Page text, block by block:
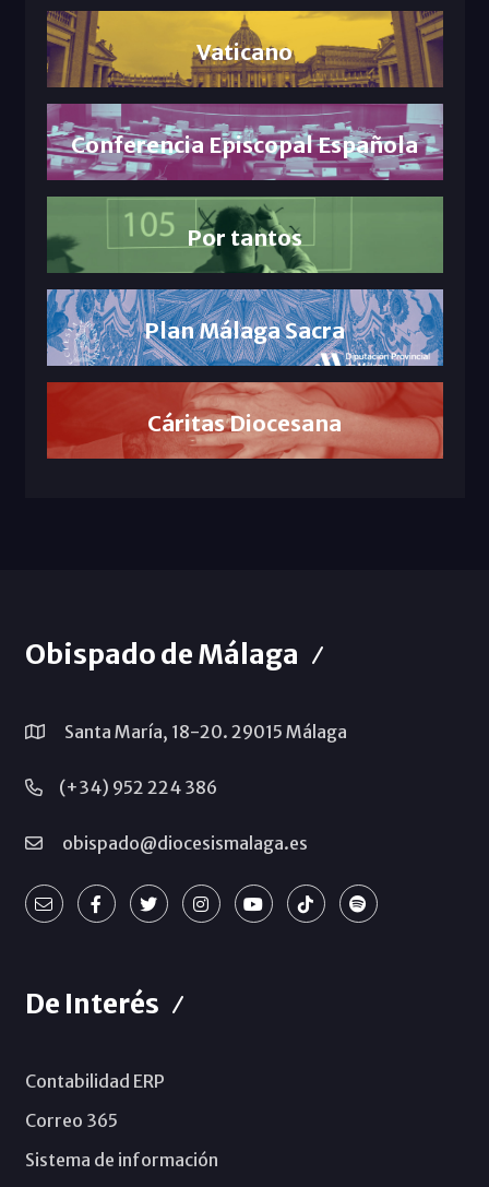
Vaticano
Conferencia Episcopal Española
Por tantos
Plan Málaga Sacra
Cáritas Diocesana
Obispado de Málaga
Santa María, 18-20. 29015 Málaga
(+34) 952 224 386
obispado@diocesismalaga.es
De Interés
Contabilidad ERP
Correo 365
Sistema de información